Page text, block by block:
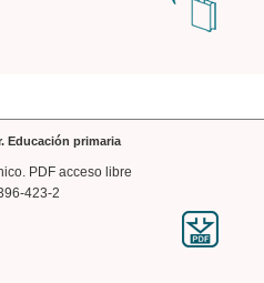
Educación primaria
PDF acceso libre
423-2